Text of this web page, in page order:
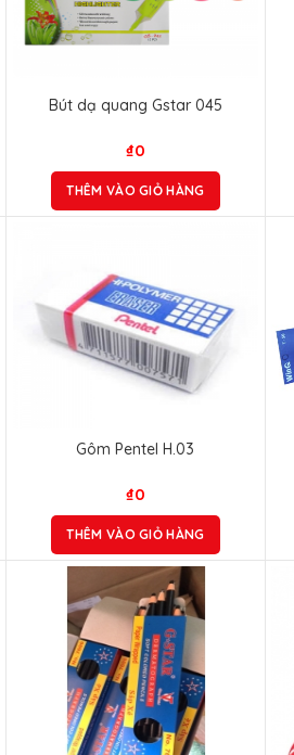
Bút dạ quang Gstar 045
₫0
THÊM VÀO GIỎ HÀNG
Gôm Pentel H.03
₫0
THÊM VÀO GIỎ HÀNG